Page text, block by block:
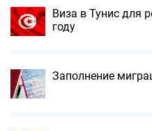
Виза в Тунис для
году
Заполнение